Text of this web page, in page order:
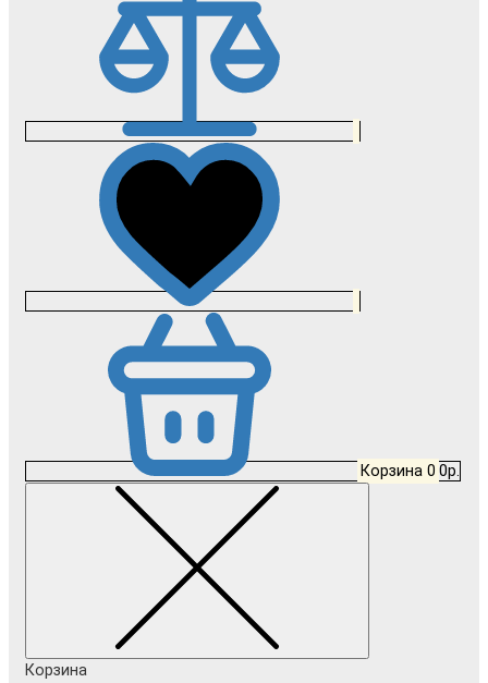
Корзина 0 0р.
Корзина